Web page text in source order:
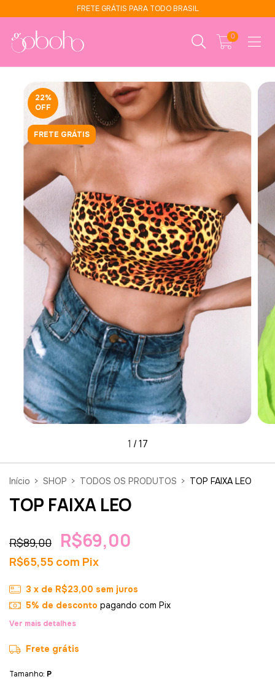
FRETE GRÁTIS PARA TODO BRASIL
0
22%
OFF
FRETE GRÁTIS
1 /17
Início > SHOP > TODOS OS PRODUTOS > TOP FAIXA LEO
TOP FAIXA LEO
R$89,00 R$69,00
R$65,55 com Pix
3 x de R$23,00 sem juros
5% de desconto pagando com Pix
Ver mais detalhes
Frete grátis
Tamanho: P